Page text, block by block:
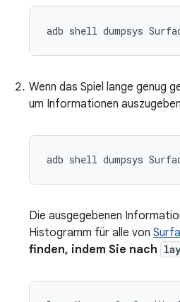
Wenn das Spiel lange genug
um Informationen
Die ausgegebenen
Histogramm für alle von
finden, indem Sie nach